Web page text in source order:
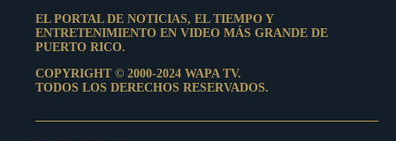
EL PORTAL DE NOTICIAS, EL TIEMPO Y
ENTRETENIMIENTO EN VIDEO MÁS GRANDE DE
PUERTO RICO.
COPYRIGHT © 2000-2024 WAPA TV.
TODOS LOS DERECHOS RESERVADOS.